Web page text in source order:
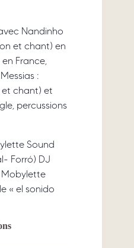
Nandinho
et chant) en
France,
:
et chant) et
percussions
Sound
Forró) DJ
Mobylette
« el sonido